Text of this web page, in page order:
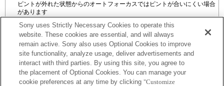
ピントが外れた状態からのオートフォーカスではピントが合いにくい場合
があります
Sony uses Strictly Necessary Cookies to operate this
website. These cookies are essential, and will always
remain active. Sony also uses Optional Cookies to improve
site functionality, analyze usage, deliver advertisements and
interact with third parties. By using this site, you agree to
the placement of Optional Cookies. You can manage your
cookie preferences at any time by clicking "Customize